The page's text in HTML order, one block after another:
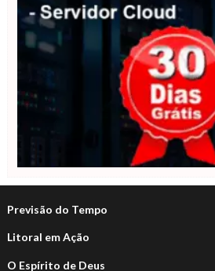
Previsão do Tempo
Litoral em Ação
O Espírito de Deus